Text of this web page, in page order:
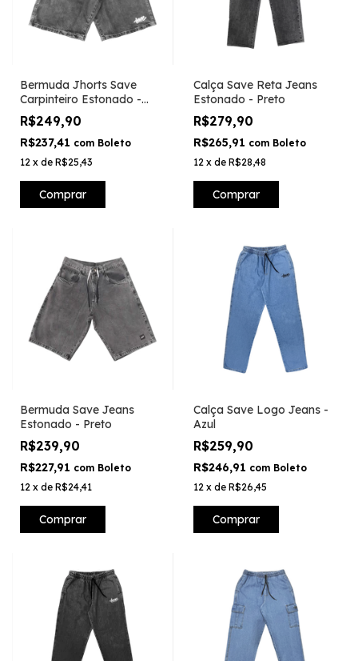
Bermuda Jhorts Save
Carpinteiro Estonado -
Preto
R$249,90
R$237,41 com Boleto
12 x de R$25,43
Comprar
Calça Save Reta Jeans
Estonado - Preto
R$279,90
R$265,91 com Boleto
12 x de R$28,48
Comprar
Bermuda Save Jeans
Estonado - Preto
R$239,90
R$227,91 com Boleto
12 x de R$24,41
Comprar
Calça Save Logo Jeans -
Azul
R$259,90
R$246,91 com Boleto
12 x de R$26,45
Comprar